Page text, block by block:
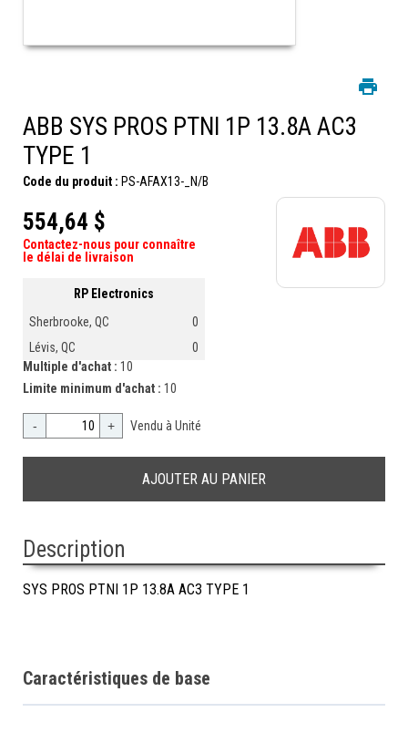
ABB SYS PROS PTNI 1P 13.8A AC3
TYPE 1
Code du produit : PS-AFAX13-_N/B
554,64 $
Contactez-nous pour connaître
le délai de livraison
RP Electronics
Sherbrooke, QC
0
Lévis, QC
0
Multiple d'achat : 10
Limite minimum d'achat : 10
- + Vendu à Unité
Description
SYS PROS PTNI 1P 13.8A AC3 TYPE 1
Caractéristiques de base